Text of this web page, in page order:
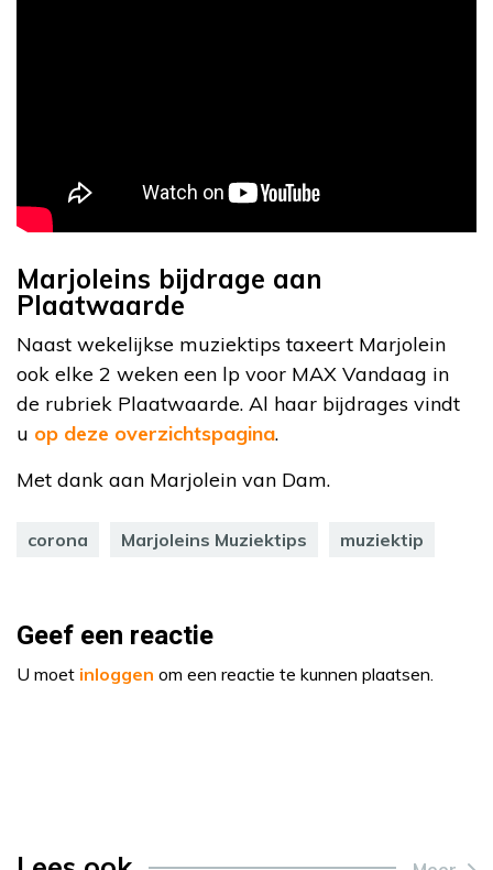
Marjoleins bijdrage aan
Plaatwaarde
Naast wekelijkse muziektips taxeert Marjolein
ook elke 2 weken een lp voor MAX Vandaag in
de rubriek Plaatwaarde. Al haar bijdrages vindt
u op deze overzichtspagina.
Met dank aan Marjolein van Dam.
corona Marjoleins Muziektips muziektip
Geef een reactie
U moet inloggen om een reactie te kunnen plaatsen.